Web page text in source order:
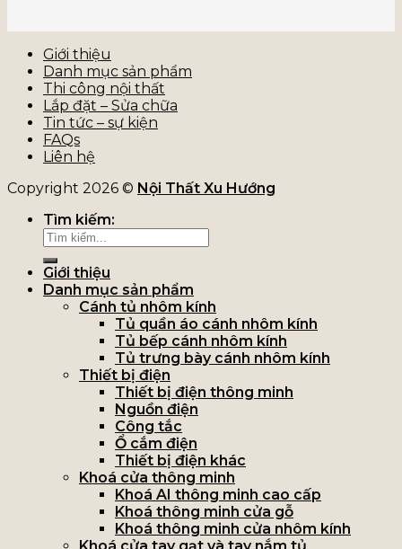
Giới thiệu
Danh mục sản phẩm
Thi công nội thất
Lắp đặt – Sửa chữa
Tin tức – sự kiện
FAQs
Liên hệ
Copyright 2026 © Nội Thất Xu Hướng
Tìm kiếm:
Giới thiệu
Danh mục sản phẩm
Cánh tủ nhôm kính
Tủ quần áo cánh nhôm kính
Tủ bếp cánh nhôm kính
Tủ trưng bày cánh nhôm kính
Thiết bị điện
Thiết bị điện thông minh
Nguồn điện
Công tắc
Ổ cắm điện
Thiết bị điện khác
Khoá cửa thông minh
Khoá AI thông minh cao cấp
Khoá thông minh cửa gỗ
Khoá thông minh cửa nhôm kính